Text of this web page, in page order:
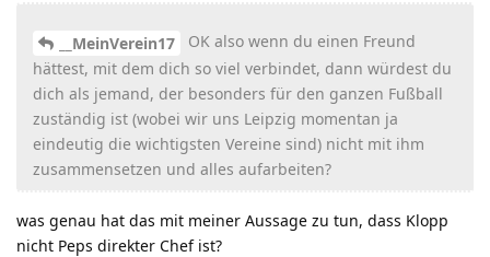
__MeinVerein17
OK also wenn du einen Freund
hättest, mit dem dich so viel verbindet, dann würdest du
dich als jemand, der besonders für den ganzen Fußball
zuständig ist (wobei wir uns Leipzig momentan ja
eindeutig die wichtigsten Vereine sind) nicht mit ihm
zusammensetzen und alles aufarbeiten?
was genau hat das mit meiner Aussage zu tun, dass Klopp
nicht Peps direkter Chef ist?